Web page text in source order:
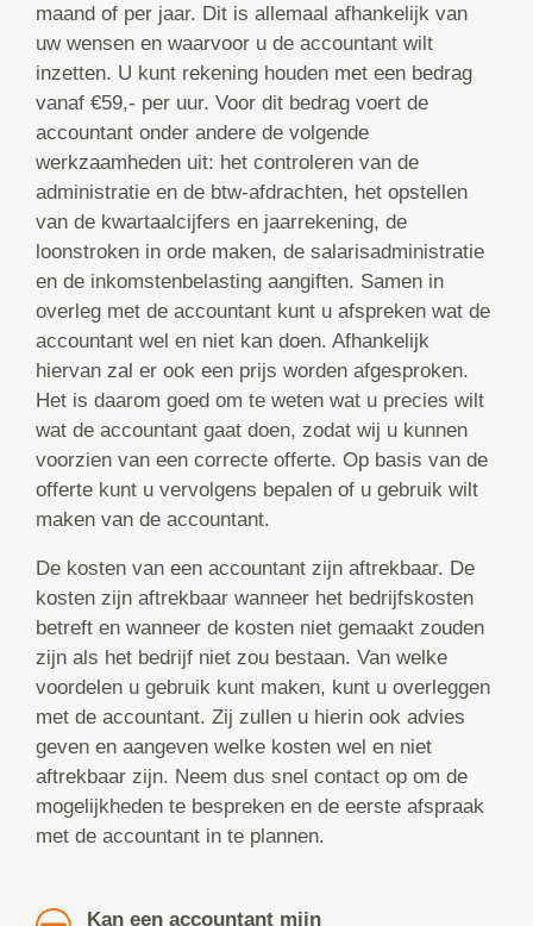
maand of per jaar. Dit is allemaal afhankelijk van
uw wensen en waarvoor u de accountant wilt
inzetten. U kunt rekening houden met een bedrag
vanaf €59,- per uur. Voor dit bedrag voert de
accountant onder andere de volgende
werkzaamheden uit: het controleren van de
administratie en de btw-afdrachten, het opstellen
van de kwartaalcijfers en jaarrekening, de
loonstroken in orde maken, de salarisadministratie
en de inkomstenbelasting aangiften. Samen in
overleg met de accountant kunt u afspreken wat de
accountant wel en niet kan doen. Afhankelijk
hiervan zal er ook een prijs worden afgesproken.
Het is daarom goed om te weten wat u precies wilt
wat de accountant gaat doen, zodat wij u kunnen
voorzien van een correcte offerte. Op basis van de
offerte kunt u vervolgens bepalen of u gebruik wilt
maken van de accountant.
De kosten van een accountant zijn aftrekbaar. De
kosten zijn aftrekbaar wanneer het bedrijfskosten
betreft en wanneer de kosten niet gemaakt zouden
zijn als het bedrijf niet zou bestaan. Van welke
voordelen u gebruik kunt maken, kunt u overleggen
met de accountant. Zij zullen u hierin ook advies
geven en aangeven welke kosten wel en niet
aftrekbaar zijn. Neem dus snel contact op om de
mogelijkheden te bespreken en de eerste afspraak
met de accountant in te plannen.
Kan een accountant mijn